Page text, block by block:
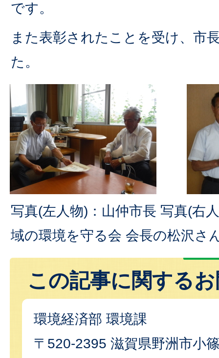
です。
また表彰されたことを受け、市
た。
写真(左人物)：山仲市長 写真(右
域の環境を守る会 会長の松沢さ
この記事に関する
環境経済部 環境課
〒520-2395 滋賀県野洲市小